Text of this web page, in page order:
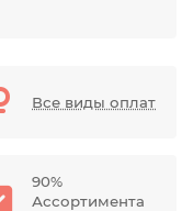
Все виды оплат
90%
Ассортимента